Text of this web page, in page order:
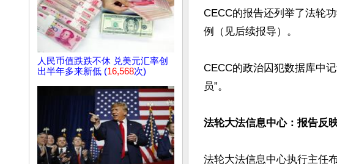
人民币值跌跌不休 兑美元汇率创
出半年多来新低 (16,568次)
CECC的报告还列举了法轮
例（见后续报导）。
CECC的政治囚犯数据库中
员”。
法轮大法信息中心：报告反
法轮大法信息中心执行主任